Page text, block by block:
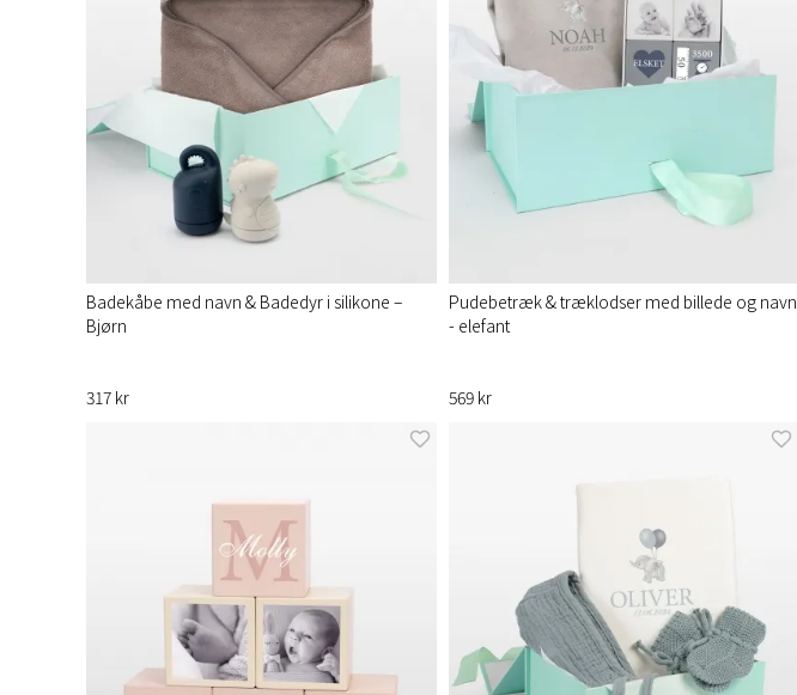
Badekåbe med navn & Badedyr i silikone –
Bjørn
317 kr
Pudebetræk & træklodser med billede og navn
- elefant
569 kr